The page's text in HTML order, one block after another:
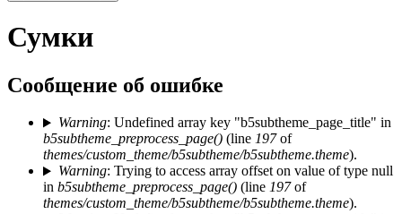
Сумки
Сообщение об ошибке
Warning: Undefined array key "b5subtheme_page_title" in
b5subtheme_preprocess_page() (line 197of
themes/custom_theme/b5subtheme/b5subtheme.theme).
Warning: Trying to access array offset on value of type null
in b5subtheme_preprocess_page() (line 197of
themes/custom_theme/b5subtheme/b5subtheme.theme).